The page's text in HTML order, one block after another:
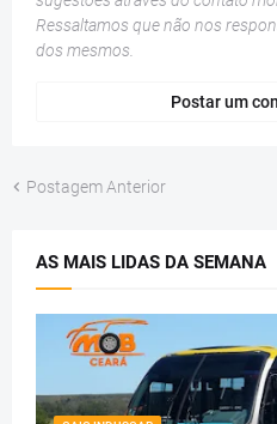
Ressaltamos que não nos
dos mesmos.
Postar um
Postagem Anterior
AS MAIS LIDAS DA SEMANA